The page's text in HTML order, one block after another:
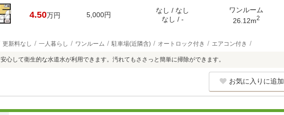
4.50万円 5,000円
なし / なし
なし / -
ワンルーム
26.12m2
更新料なし 一人暮らし ワンルーム 駐車場(近隣含) オートロック付き エアコン付き
安心して衛生的な水道水が利用できます。汚れてもささっと簡単に掃除ができます。
お気に入りに追加